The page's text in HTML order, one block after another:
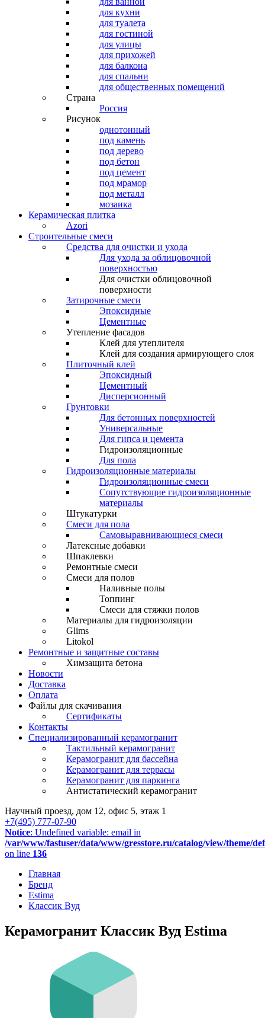
для кухни
для туалета
для гостиной
для улицы
для прихожей
для балкона
для спальни
для общественных помещений
Страна
Россия
Рисунок
однотонный
под камень
под дерево
под бетон
под цемент
под мрамор
под металл
мозаика
Керамическая плитка
Azori
Строительные смеси
Средства для очистки и ухода
Для ухода за облицовочной
поверхностью
Для очистки облицовочной
поверхности
Затирочные смеси
Эпоксидные
Цементные
Утепление фасадов
Клей для утеплителя
Клей для создания армирующего слоя
Плиточный клей
Эпоксидный
Цементный
Дисперсионный
Грунтовки
Для бетонных поверхностей
Универсальные
Для гипса и цемента
Гидроизоляционные
Для пола
Гидроизоляционные материалы
Гидроизоляционные смеси
Сопутствующие гидроизоляционные
материалы
Штукатурки
Смеси для пола
Самовыравнивающиеся смеси
Латексные добавки
Шпаклевки
Ремонтные смеси
Смеси для полов
Наливные полы
Топпинг
Смеси для стяжки полов
Материалы для гидроизоляции
Glims
Litokol
Ремонтные и защитные составы
Химзащита бетона
Новости
Доставка
Оплата
Файлы для скачивания
Сертификаты
Контакты
Специализированный керамогранит
Тактильный керамогранит
Керамогранит для бассейна
Керамогранит для террасы
Керамогранит для паркинга
Антистатический керамогранит
Научный проезд, дом 12, офис 5, этаж 1
+7(495) 777-07-90
Notice: Undefined variable: email in
/var/www/fastuser/data/www/gresstore.ru/catalog/view/theme/
on line 136
Главная
Бренд
Estima
Классик Вуд
Керамогранит Классик Вуд Estima